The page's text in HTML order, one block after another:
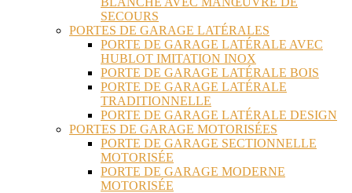
SECOURS
PORTES DE GARAGE LATÉRALES
PORTE DE GARAGE LATÉRALE AVEC
HUBLOT IMITATION INOX
PORTE DE GARAGE LATÉRALE BOIS
PORTE DE GARAGE LATÉRALE
TRADITIONNELLE
PORTE DE GARAGE LATÉRALE DESIGN
PORTES DE GARAGE MOTORISÉES
PORTE DE GARAGE SECTIONNELLE
MOTORISÉE
PORTE DE GARAGE MODERNE
MOTORISÉE